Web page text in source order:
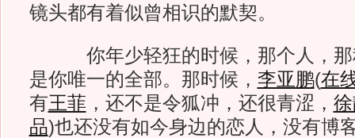
镜头都有着似曾相识的默契。
你年少轻狂的时候，那个人，那
是你唯一的全部。那时候， 李亚鹏(在
有王菲 ，还不是令狐冲，还很青涩，
品)也还没有如今身边的恋人，没有博